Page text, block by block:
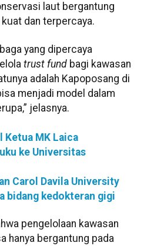
laut bergantung
dan terpercaya.
yang dipercaya
trust fund bagi kawasan
adalah Kapoposang di
menjadi model dalam
jelasnya.
Ketua MK Laica
ke Universitas
Carol Davila University
bidang kedokteran gigi
pengelolaan kawasan
hanya bergantung pada